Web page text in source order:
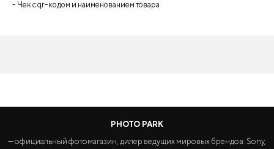
- Чек с qr-кодом и наименованием товара
PHOTO PARK
— официальный фотомагазин, дилер ведущих мировых брендов: Sony,